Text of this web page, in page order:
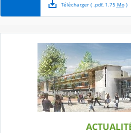
Télécharger( .pdf, 1.75 Mo)